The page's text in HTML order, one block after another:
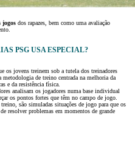
jogos dos rapazes, bem como uma avaliação
PSG USA ESPECIAL?
os jovens treinem sob a tutela dos treinadores
de treino centrada na melhoria da
e da resistência física.
analisam os jogadores numa base individual
os pontos fortes que têm no campo de jogo.
treino, são simuladas situações de jogo para que os
resolver problemas em momentos de grande